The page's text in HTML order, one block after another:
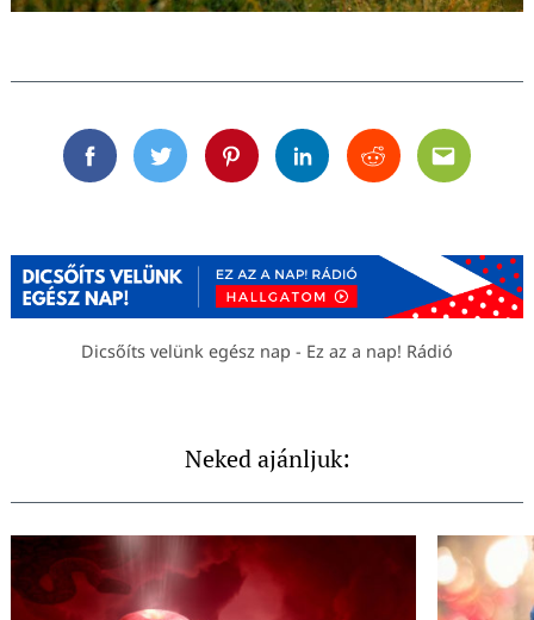
FacebookTwitterPinterestLinkedinRedditEmail
Dicsőíts velünk egész nap - Ez az a nap! Rádió
Neked ajánljuk: